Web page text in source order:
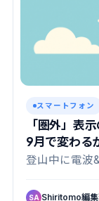
スマートフォン
「圏外」表
9月で変わる
登山中に電波
SA Shiritomo編